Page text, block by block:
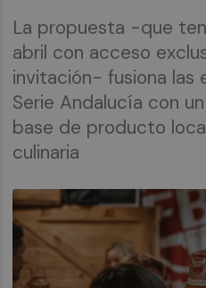
La propuesta -que
abril con acceso
invitación- fusiona las
Serie Andalucía con
base de producto
culinaria